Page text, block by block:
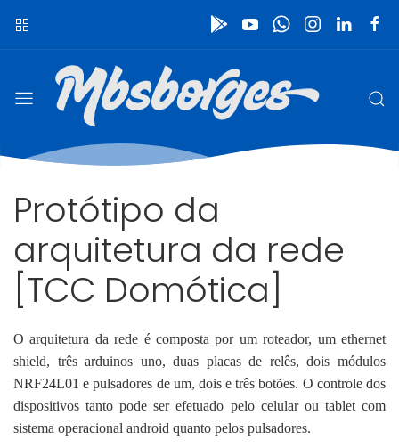
Protótipo da
arquitetura da rede
[TCC Domótica]
O arquitetura da rede é composta por um roteador, um ethernet
shield, três arduinos uno, duas placas de relês, dois módulos
NRF24L01 e pulsadores de um, dois e três botões. O controle dos
dispositivos tanto pode ser efetuado pelo celular ou tablet com
sistema operacional android quanto pelos pulsadores.